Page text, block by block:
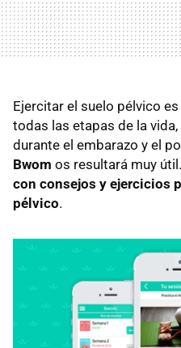
Ejercitar el suelo pélvico
todas las etapas de la
durante el embarazo y el
Bwom os resultará muy
con consejos y ejercicios
pélvico.